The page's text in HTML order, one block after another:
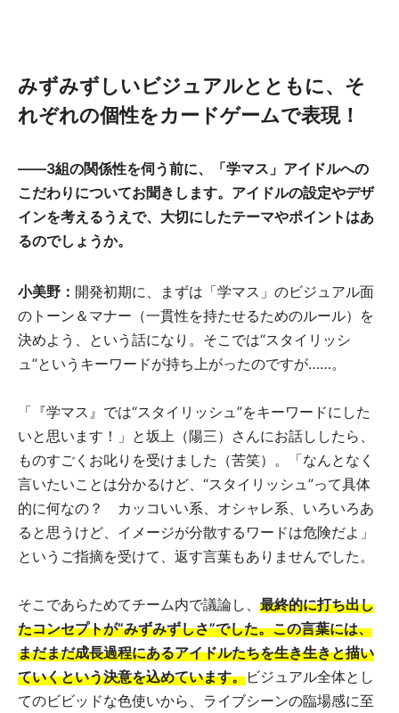
みずみずしいビジュアルとともに、そ
れぞれの個性をカードゲームで表現！
――3組の関係性を伺う前に、「学マス」アイドルへの
こだわりについてお聞きします。アイドルの設定やデザ
インを考えるうえで、大切にしたテーマやポイントはあ
るのでしょうか。
小美野： 開発初期に、まずは「学マス」のビジュアル面
のトーン＆マナー（一貫性を持たせるためのルール）を
決めよう、という話になり。そこでは“スタイリッシ
ュ”というキーワードが持ち上がったのですが……。
「『学マス』では“スタイリッシュ”をキーワードにした
いと思います！」と坂上（陽三）さんにお話ししたら、
ものすごくお叱りを受けました（苦笑）。「なんとなく
言いたいことは分かるけど、“スタイリッシュ”って具体
的に何なの？ カッコいい系、オシャレ系、いろいろあ
ると思うけど、イメージが分散するワードは危険だよ」
というご指摘を受けて、返す言葉もありませんでした。
そこであらためてチーム内で議論し、 最終的に打ち出し
たコンセプトが“みずみずしさ”でした。この言葉には、
まだまだ成長過程にあるアイドルたちを生き生きと描い
ていくという決意を込めています。ビジュアル全体とし
てのビビッドな色使いから、ライブシーンの臨場感に至